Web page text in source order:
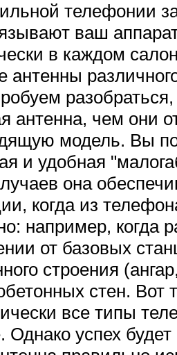
телефонии
ваш
в каждом
антенны
антенна, чем они
модель. Вы
и удобная
она
когда из
например, когда
от базовых
строения
стен. Вот
все типы
Однако успех